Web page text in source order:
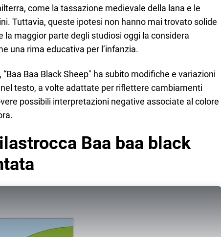
come la tassazione medievale della lana e le
Tuttavia, queste ipotesi non hanno mai trovato solide
la maggior parte degli studiosi oggi la considera
una rima educativa per l’infanzia.
“Baa Baa Black Sheep" ha subito modifiche e variazioni
testo, a volte adattate per riflettere cambiamenti
possibili interpretazioni negative associate al colore
Baa baa black